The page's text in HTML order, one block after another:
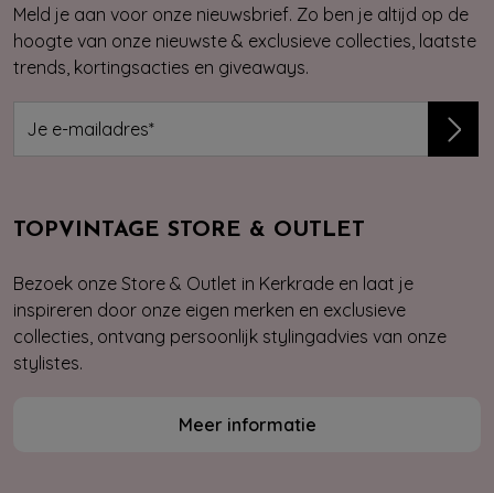
Meld je aan voor onze nieuwsbrief. Zo ben je altijd op de
hoogte van onze nieuwste & exclusieve collecties, laatste
trends, kortingsacties en giveaways.
TOPVINTAGE STORE & OUTLET
Bezoek onze Store & Outlet in Kerkrade en laat je
inspireren door onze eigen merken en exclusieve
collecties, ontvang persoonlijk stylingadvies van onze
stylistes.
Meer informatie